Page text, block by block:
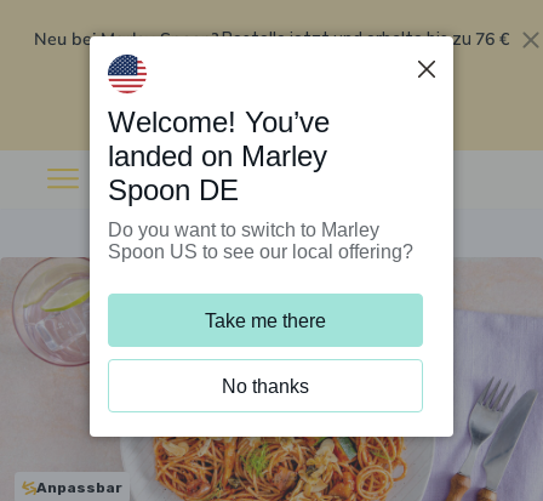
Neu bei Marley Spoon?Bestelle jetzt und erhalte bis zu 76 €
Rabatt auf deine ersten fünf Boxen
Anpassbar
Welcome! You’ve
landed on Marley
Spoon DE
Do you want to switch to Marley
Spoon US to see our local offering?
Take me there
No thanks